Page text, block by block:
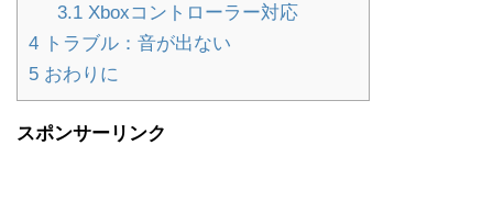
3.1Xboxコントローラー対応
4 トラブル：音が出ない
5 おわりに
スポンサーリンク